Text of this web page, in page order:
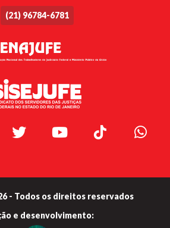
(21) 96784-6781
Twitter Youtube TikTok
- Todos os direitos reservados
e desenvolvimento: